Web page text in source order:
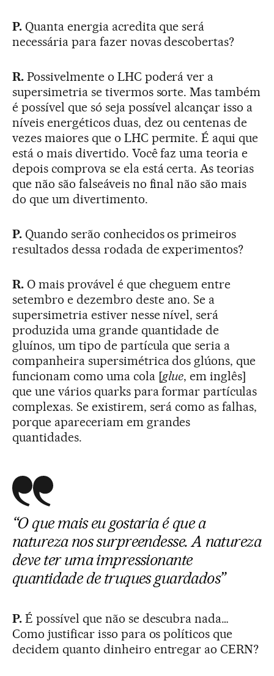
P.Quanta energia acredita que será
necessária para fazer novas descobertas?
R.Possivelmente o LHC poderá ver a
supersimetria se tivermos sorte. Mas também
é possível que só seja possível alcançar isso a
níveis energéticos duas, dez ou centenas de
vezes maiores que o LHC permite. É aqui que
está o mais divertido. Você faz uma teoria e
depois comprova se ela está certa. As teorias
que não são falseáveis no final não são mais
do que um divertimento.
P.Quando serão conhecidos os primeiros
resultados dessa rodada de experimentos?
R.O mais provável é que cheguem entre
setembro e dezembro deste ano. Se a
supersimetria estiver nesse nível, será
produzida uma grande quantidade de
gluínos, um tipo de partícula que seria a
companheira supersimétrica dos glúons, que
funcionam como uma cola [glue, em inglês]
que une vários quarks para formar partículas
complexas. Se existirem, será como as falhas,
porque apareceriam em grandes
quantidades.
“O que mais eu gostaria é que a
natureza nos surpreendesse. A natureza
deve ter uma impressionante
quantidade de truques guardados”
P.É possível que não se descubra nada…
Como justificar isso para os políticos que
decidem quanto dinheiro entregar ao CERN?